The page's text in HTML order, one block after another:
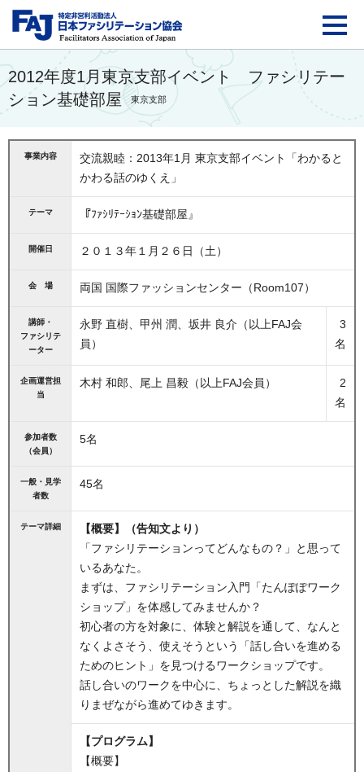
FAJ：特定非営利活動
2012年度1月東京支部イベント ファシリテー
ション基礎部屋
東京支部
事業内容
交流親睦：2013年1月 東京支部イベント「わかると
かわる話のゆくえ」
テーマ 『ﾌｧｼﾘﾃｰｼｮﾝ基礎部屋』
開催日 ２０１３年１月２６日（土）
会 場 両国 国際ファッションセンター（Room107）
講師・
ファシリテ
ーター
永野 直樹、甲州 潤、坂井 良介（以上FAJ会
員）
3
名
企画運営担
当
木村 和郎、尾上 昌毅（以上FAJ会員）
2
名
参加者数
（会員）
5名
一般・見学
者数
45名
テーマ詳細
【概要】（告知文より）
「ファシリテーションってどんなもの？」と思って
いるあなた。
まずは、ファシリテーション入門「たんぽぽワーク
ショップ」を体感してみませんか？
初心者の方を対象に、体験と解説を通して、なんと
なくよさそう、使えそうという「話し合いを進める
ためのヒント」を見つけるワークショップです。
話し合いのワークを中心に、ちょっとした解説を織
りまぜながら進めてゆきます。
【プログラム】
【概要】